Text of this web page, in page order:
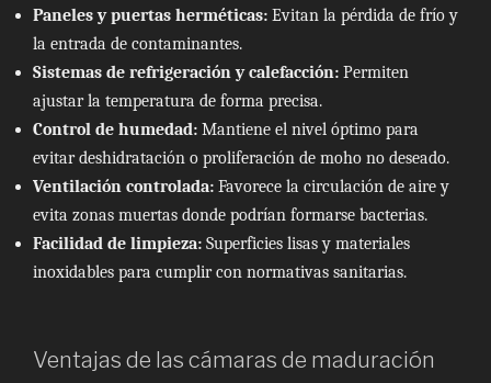
Paneles y puertas herméticas: Evitan la pérdida de frío y
la entrada de contaminantes.
Sistemas de refrigeración y calefacción: Permiten
ajustar la temperatura de forma precisa.
Control de humedad: Mantiene el nivel óptimo para
evitar deshidratación o proliferación de moho no deseado.
Ventilación controlada: Favorece la circulación de aire y
evita zonas muertas donde podrían formarse bacterias.
Facilidad de limpieza: Superficies lisas y materiales
inoxidables para cumplir con normativas sanitarias.
Ventajas de las cámaras de maduración